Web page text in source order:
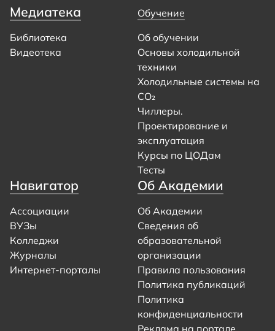
Медиатека
Библиотека
Видеотека
Обучение
Об обучении
Основы холодильной
техники
Холодильные системы на
CO₂
Чиллеры.
Проектирование и
эксплуатация
Курсы по ЦОДам
Тесты
Навигатор
Ассоциации
ВУЗы
Колледжи
Журналы
Интернет-порталы
Об Академии
Об Академии
Сведения об
образовательной
организации
Правила пользования
Политика публикаций
Политика
конфиденциальности